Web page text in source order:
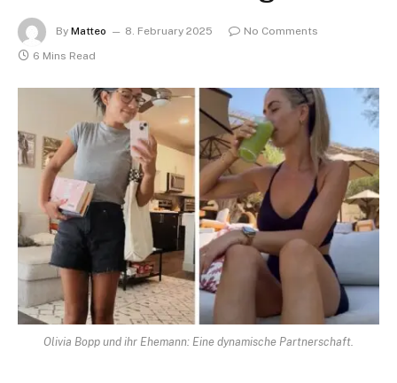
By Matteo 8. February 2025
No Comments
6 Mins Read
Olivia Bopp und ihr Ehemann: Eine dynamische Partnerschaft.